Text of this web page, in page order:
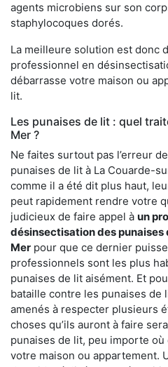
agents microbiens sur son
staphylocoques dorés.
La meilleure solution est donc
professionnel en
débarrasse votre maison ou
lit.
Les punaises de lit : quel
Mer ?
Ne faites surtout pas l’erreur
punaises de lit à La Couarde-
comme il a été dit plus haut,
peut rapidement rendre votre
judicieux de faire appel à un
désinsectisation des punaises
Mer pour que ce dernier
professionnels sont les plus
punaises de lit aisément. Et
bataille contre les punaises
amenés à respecter plusieurs
choses qu’ils auront à faire
punaises de lit, peu importe
votre maison ou appartement.